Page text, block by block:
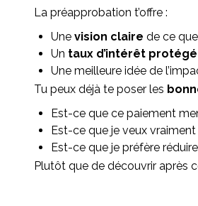
La préapprobation t’offre :
Une vision claire de ce
Un taux d’intérêt protégé
Une meilleure idée de
Tu peux déjà te poser les
Est-ce que ce paiement
Est-ce que je veux
Est-ce que je préfère
Plutôt que de découvrir après